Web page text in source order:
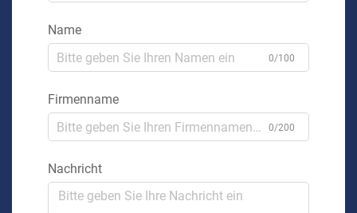
Name
0/100
Firmenname
0/200
Nachricht